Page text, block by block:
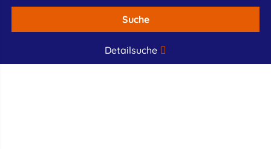
Suche
Detailsuche